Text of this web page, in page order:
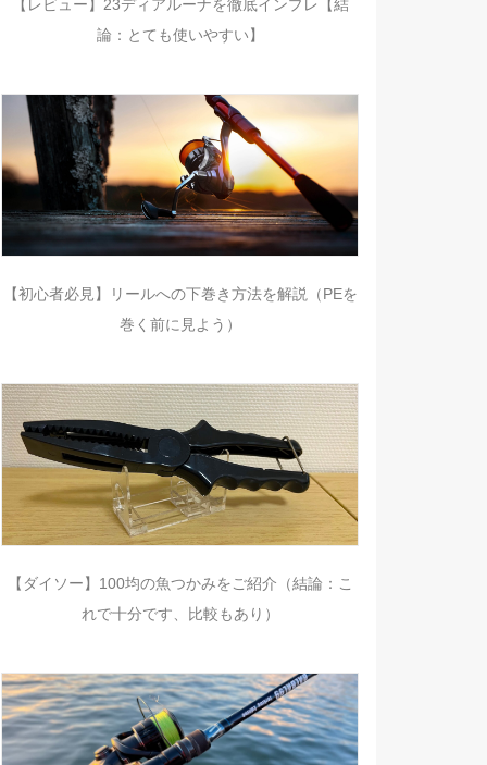
【レビュー】23ディアルーナを徹底インプレ【結
論：とても使いやすい】
【初心者必見】リールへの下巻き方法を解説（PEを
巻く前に見よう）
【ダイソー】100均の魚つかみをご紹介（結論：こ
れで十分です、比較もあり）